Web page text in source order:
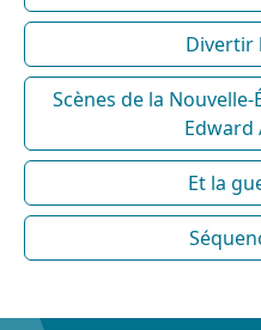
Divertir
Scènes de la
Edward
Et la